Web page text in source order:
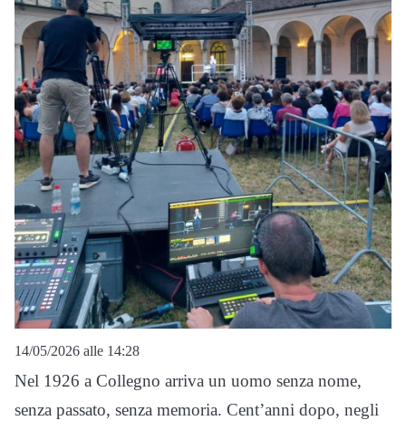
14/05/2026 alle 14:28
Nel 1926 a Collegno arriva un uomo senza nome,
senza passato, senza memoria. Cent’anni dopo, negli